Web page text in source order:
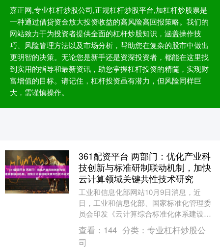
嘉正网,专业杠杆炒股公司,正规杠杆炒股平台,加杠杆炒股票是
一种通过借贷资金放大投资收益的高风险高回报策略。我们的
网站致力于为投资者提供全面的杠杆炒股知识，涵盖操作技
巧、风险管理方法以及市场分析，帮助您在复杂的股市中做出
更明智的决策。无论您是新手还是资深投资者，都能在这里找
到实用的指导和最新资讯，助您掌握杠杆投资的精髓，实现财
富增值的目标。请记住，杠杆投资虽有潜力，但风险同样巨
大，需谨慎操作。
361配资平台 两部门：优化产业科
技创新与标准研制联动机制，加快
云计算领域关键共性技术研究
工业和信息化部网站10月9日消息，近
日，工业和信息化部、国家标准化管理委
员会印发《云计算综合标准化体系建设指
南（2025版）》，加强云计算标准化工作
顶层设计，切....
查看： 144 分类： 专业杠杆炒股公
司